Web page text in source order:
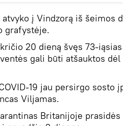
į Vindzorą iš šeimos
grafystėje.
20 dieną švęs 73-
gali būti atšauktos
19 jau persirgo sosto
Viljamas.
Britanijoje